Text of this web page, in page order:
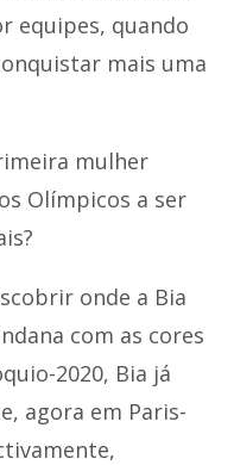
equipes, quando
mais uma
mulher
Olímpicos a ser
onde a Bia
com as cores
2020, Bia já
agora em Paris-